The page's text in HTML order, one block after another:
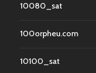
10080_sat
100orpheu.com
10100_sat